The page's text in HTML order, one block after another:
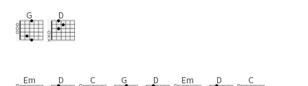
G D
Em D C G D Em D C